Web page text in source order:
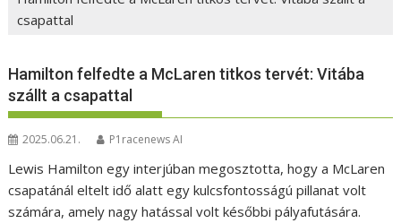
csapattal
Hamilton felfedte a McLaren titkos tervét: Vitába
szállt a csapattal
2025.06.21. P1racenews AI
Lewis Hamilton egy interjúban megosztotta, hogy a McLaren
csapatánál eltelt idő alatt egy kulcsfontosságú pillanat volt
számára, amely nagy hatással volt későbbi pályafutására.